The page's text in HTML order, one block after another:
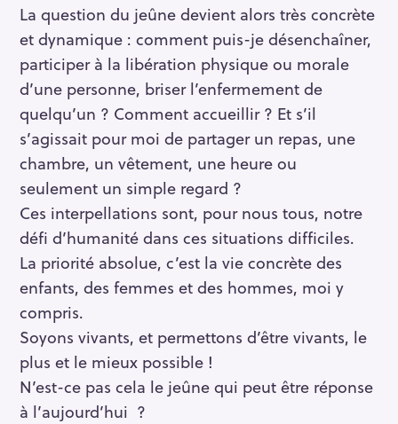
La question du jeûne devient alors très concrète
et dynamique : comment puis-je désenchaîner,
participer à la libération physique ou morale
d’une personne, briser l’enfermement de
quelqu’un ? Comment accueillir ? Et s’il
s’agissait pour moi de partager un repas, une
chambre, un vêtement, une heure ou
seulement un simple regard ?
Ces interpellations sont, pour nous tous, notre
défi d’humanité dans ces situations difficiles.
La priorité absolue, c’est la vie concrète des
enfants, des femmes et des hommes, moi y
compris.
Soyons vivants, et permettons d’être vivants, le
plus et le mieux possible !
N’est-ce pas cela le jeûne qui peut être réponse
à l’aujourd’hui ?